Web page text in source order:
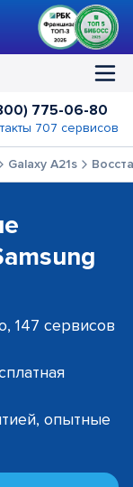
775-06-80
707 сервисов
Galaxy A21s
147 сервисов
опытные